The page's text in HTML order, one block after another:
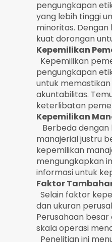
pengungkapan
yang lebih tinggi
minoritas.
kuat dorongan
Kepemilikan
Kepemilikan
pengungkapan
untuk
akuntabilitas.
keterlibatan
Kepemilikan
Berbeda
manajerial justru
kepemilikan
mengungkapkan
informasi untuk
Faktor
Selain faktor
dan ukuran
Perusahaan
skala operasi
Penelitian ini